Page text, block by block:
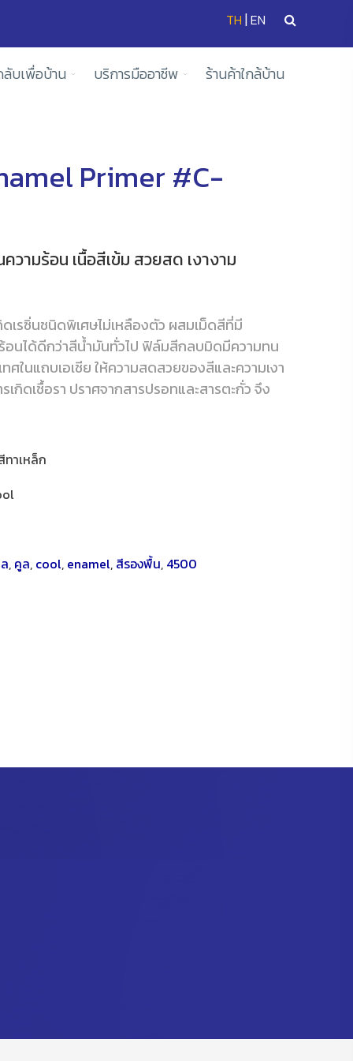
TH |EN
ลับเพื่อบ้าน บริการมืออาชีพ ร้านค้าใกล้บ้าน
Primer #C-
วามร้อน เนื้อสีเข้ม สวยสด เงางาม
รซิ่นชนิดพิเศษไม่เหลืองตัว ผสมเม็ดสีที่มี
นได้ดีกว่าสีน้ำมันทั่วไป ฟิล์มสีกลบมิดมีความทน
ศในแถบเอเชีย ให้ความสดสวยของสีและความเงา
กิดเชื้อรา ปราศจากสารปรอทและสารตะกั่ว จึง
ทาเหล็ก
, คูล, cool, enamel, สีรองพื้น, 4500